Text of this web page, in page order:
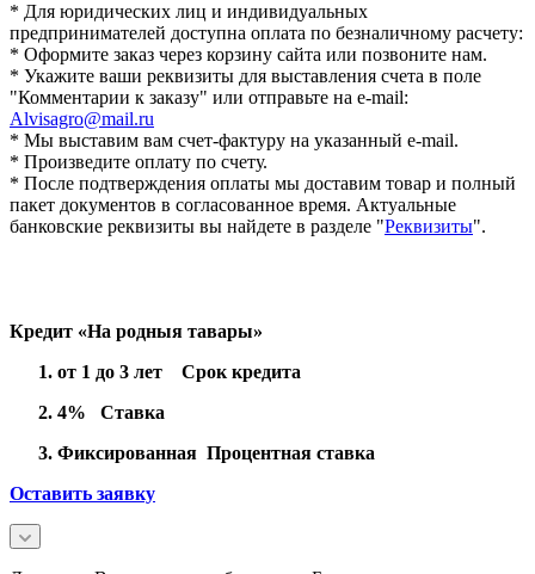
* Для юридических лиц и индивидуальных
предпринимателей доступна оплата по безналичному расчету:
* Оформите заказ через корзину сайта или позвоните нам.
* Укажите ваши реквизиты для выставления счета в поле
"Комментарии к заказу" или отправьте на e-mail:
Alvisagro@mail.ru
* Мы выставим вам счет-фактуру на указанный e-mail.
* Произведите оплату по счету.
* После подтверждения оплаты мы доставим товар и полный
пакет документов в согласованное время. Актуальные
банковские реквизиты вы найдете в разделе "Реквизиты".
Кредит «На родныя тавары»
от 1 до 3 лет Срок кредита
4% Ставка
Фиксированная Процентная ставка
Оставить заявку